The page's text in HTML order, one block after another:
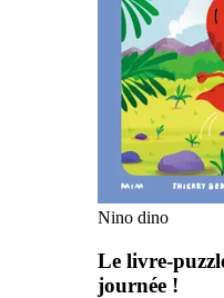
Nino dino
Le livre-
journée !